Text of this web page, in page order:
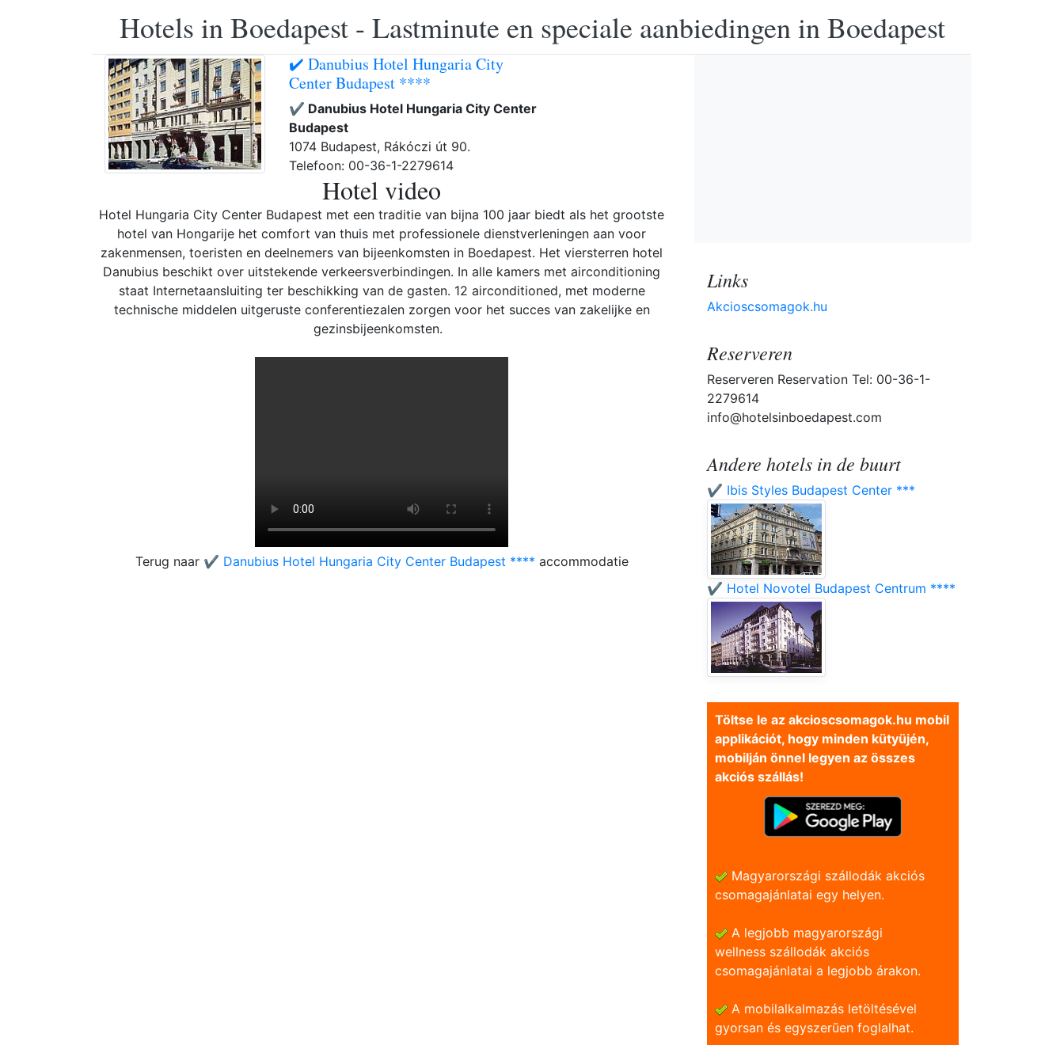
Hotels in Boedapest - Lastminute en speciale aanbiedingen in Boedapest
✔️ Danubius Hotel Hungaria City
Center Budapest ****
✔️ Danubius Hotel Hungaria City Center
Budapest
1074 Budapest, Rákóczi út 90.
Telefoon: 00-36-1-2279614
Hotel video
Hotel Hungaria City Center Budapest met een traditie van bijna 100 jaar biedt als het grootste
hotel van Hongarije het comfort van thuis met professionele dienstverleningen aan voor
zakenmensen, toeristen en deelnemers van bijeenkomsten in Boedapest. Het viersterren hotel
Danubius beschikt over uitstekende verkeersverbindingen. In alle kamers met airconditioning
staat Internetaansluiting ter beschikking van de gasten. 12 airconditioned, met moderne
technische middelen uitgeruste conferentiezalen zorgen voor het succes van zakelijke en
gezinsbijeenkomsten.
Terug naar ✔️ Danubius Hotel Hungaria City Center Budapest **** accommodatie
Links
Akcioscsomagok.hu
Reserveren
Reserveren Reservation Tel: 00-36-1-
2279614
info@hotelsinboedapest.com
Andere hotels in de buurt
✔️ Ibis Styles Budapest Center ***
✔️ Hotel Novotel Budapest Centrum ****
Töltse le az akcioscsomagok.hu mobil
applikációt, hogy minden kütyüjén,
mobilján önnel legyen az összes
akciós szállás!
Magyarországi szállodák akciós
csomagajánlatai egy helyen.
A legjobb magyarországi
wellness szállodák akciós
csomagajánlatai a legjobb árakon.
A mobilalkalmazás letöltésével
gyorsan és egyszerũen foglalhat.